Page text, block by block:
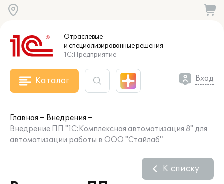
Отраслевые
и специализированныерешения
1С:Предприятие
Каталог Вход
Главная
Внедрения
Внедрение ПП "1С:Комплексная автоматизация 8" для
автоматизации работы в ООО "Стайлаб"
К списку